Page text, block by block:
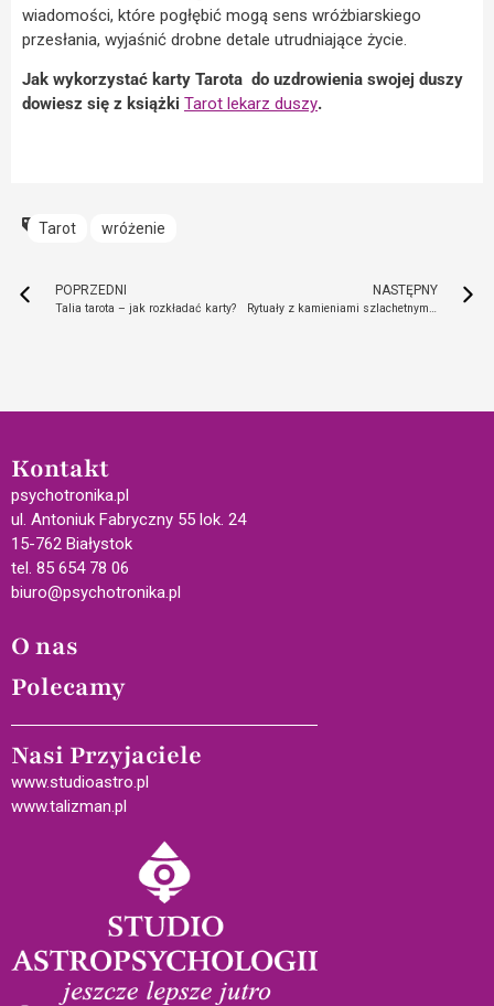
wiadomości, które pogłębić mogą sens wróżbiarskiego
przesłania, wyjaśnić drobne detale utrudniające życie.
Jak wykorzystać karty Tarota do uzdrowienia swojej duszy
dowiesz się z książki Tarot lekarz duszy.
Tarot wróżenie
POPRZEDNI
Talia tarota – jak rozkładać karty?
NASTĘPNY
Rytuały z kamieniami szlachetnymi. Jak wykorzystać moc minerałów?
Kontakt
psychotronika.pl
ul. Antoniuk Fabryczny 55 lok. 24
15-762 Białystok
tel. 85 654 78 06
biuro@psychotronika.pl
O nas
Polecamy
Nasi Przyjaciele
www.studioastro.pl
www.talizman.pl